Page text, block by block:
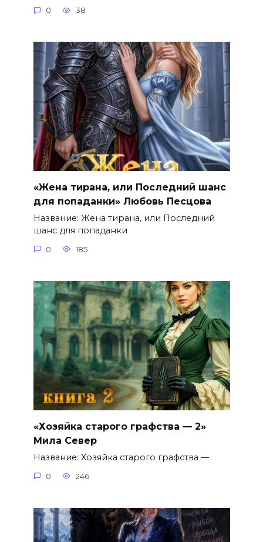
0 38
«Жена тирана, или Последний шанс
для попаданки» Любовь Песцова
Название: Жена тирана, или Последний
шанс для попаданки
0 185
«Хозяйка старого графства — 2»
Мила Север
Название: Хозяйка старого графства —
0 246